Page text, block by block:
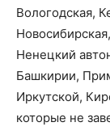
Вологодская,
Ненецкий
Башкирии,
Иркутской,
которые не